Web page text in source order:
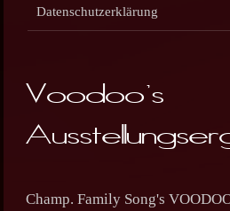
Datenschutzerklärung
Voodoo's
Champ. Family Song's